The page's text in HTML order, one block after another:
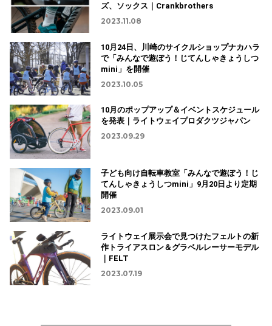
ズ、ソックス｜Crankbrothers
2023.11.08
10月24日、川崎のサイクルショップナカハラ
で「みんなで遊ぼう！じてんしゃきょうしつ
mini」を開催
2023.10.05
10月のポップアップ＆イベントスケジュール
を発表｜ライトウェイプロダクツジャパン
2023.09.29
子ども向け自転車教室「みんなで遊ぼう！じ
てんしゃきょうしつmini」9月20日より定期
開催
2023.09.01
ライトウェイ展示会で見つけたフェルトの新
作トライアスロン＆グラベルレーサーモデル
｜FELT
2023.07.19